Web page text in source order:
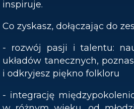
inspiruje.
Co zyskasz, dołączając do
- rozwój pasji i talentu:
układów tanecznych,
i odkryjesz piękno folkloru
- integrację